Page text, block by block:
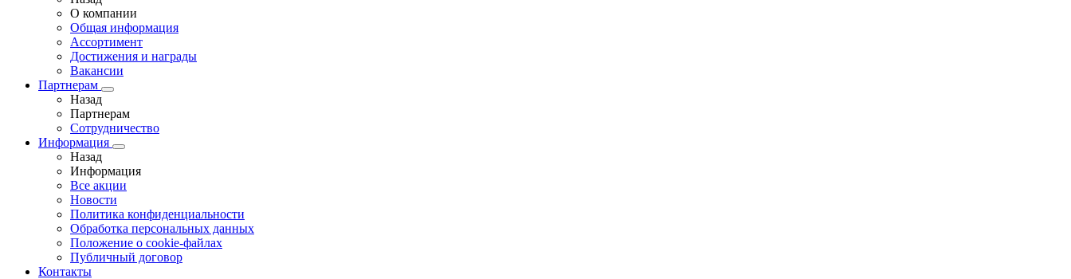
О компании
Общая информация
Ассортимент
Достижения и награды
Вакансии
Партнерам
Назад
Партнерам
Сотрудничество
Информация
Назад
Информация
Все акции
Новости
Политика конфиденциальности
Обработка персональных данных
Положение о cookie-файлах
Публичный договор
Контакты